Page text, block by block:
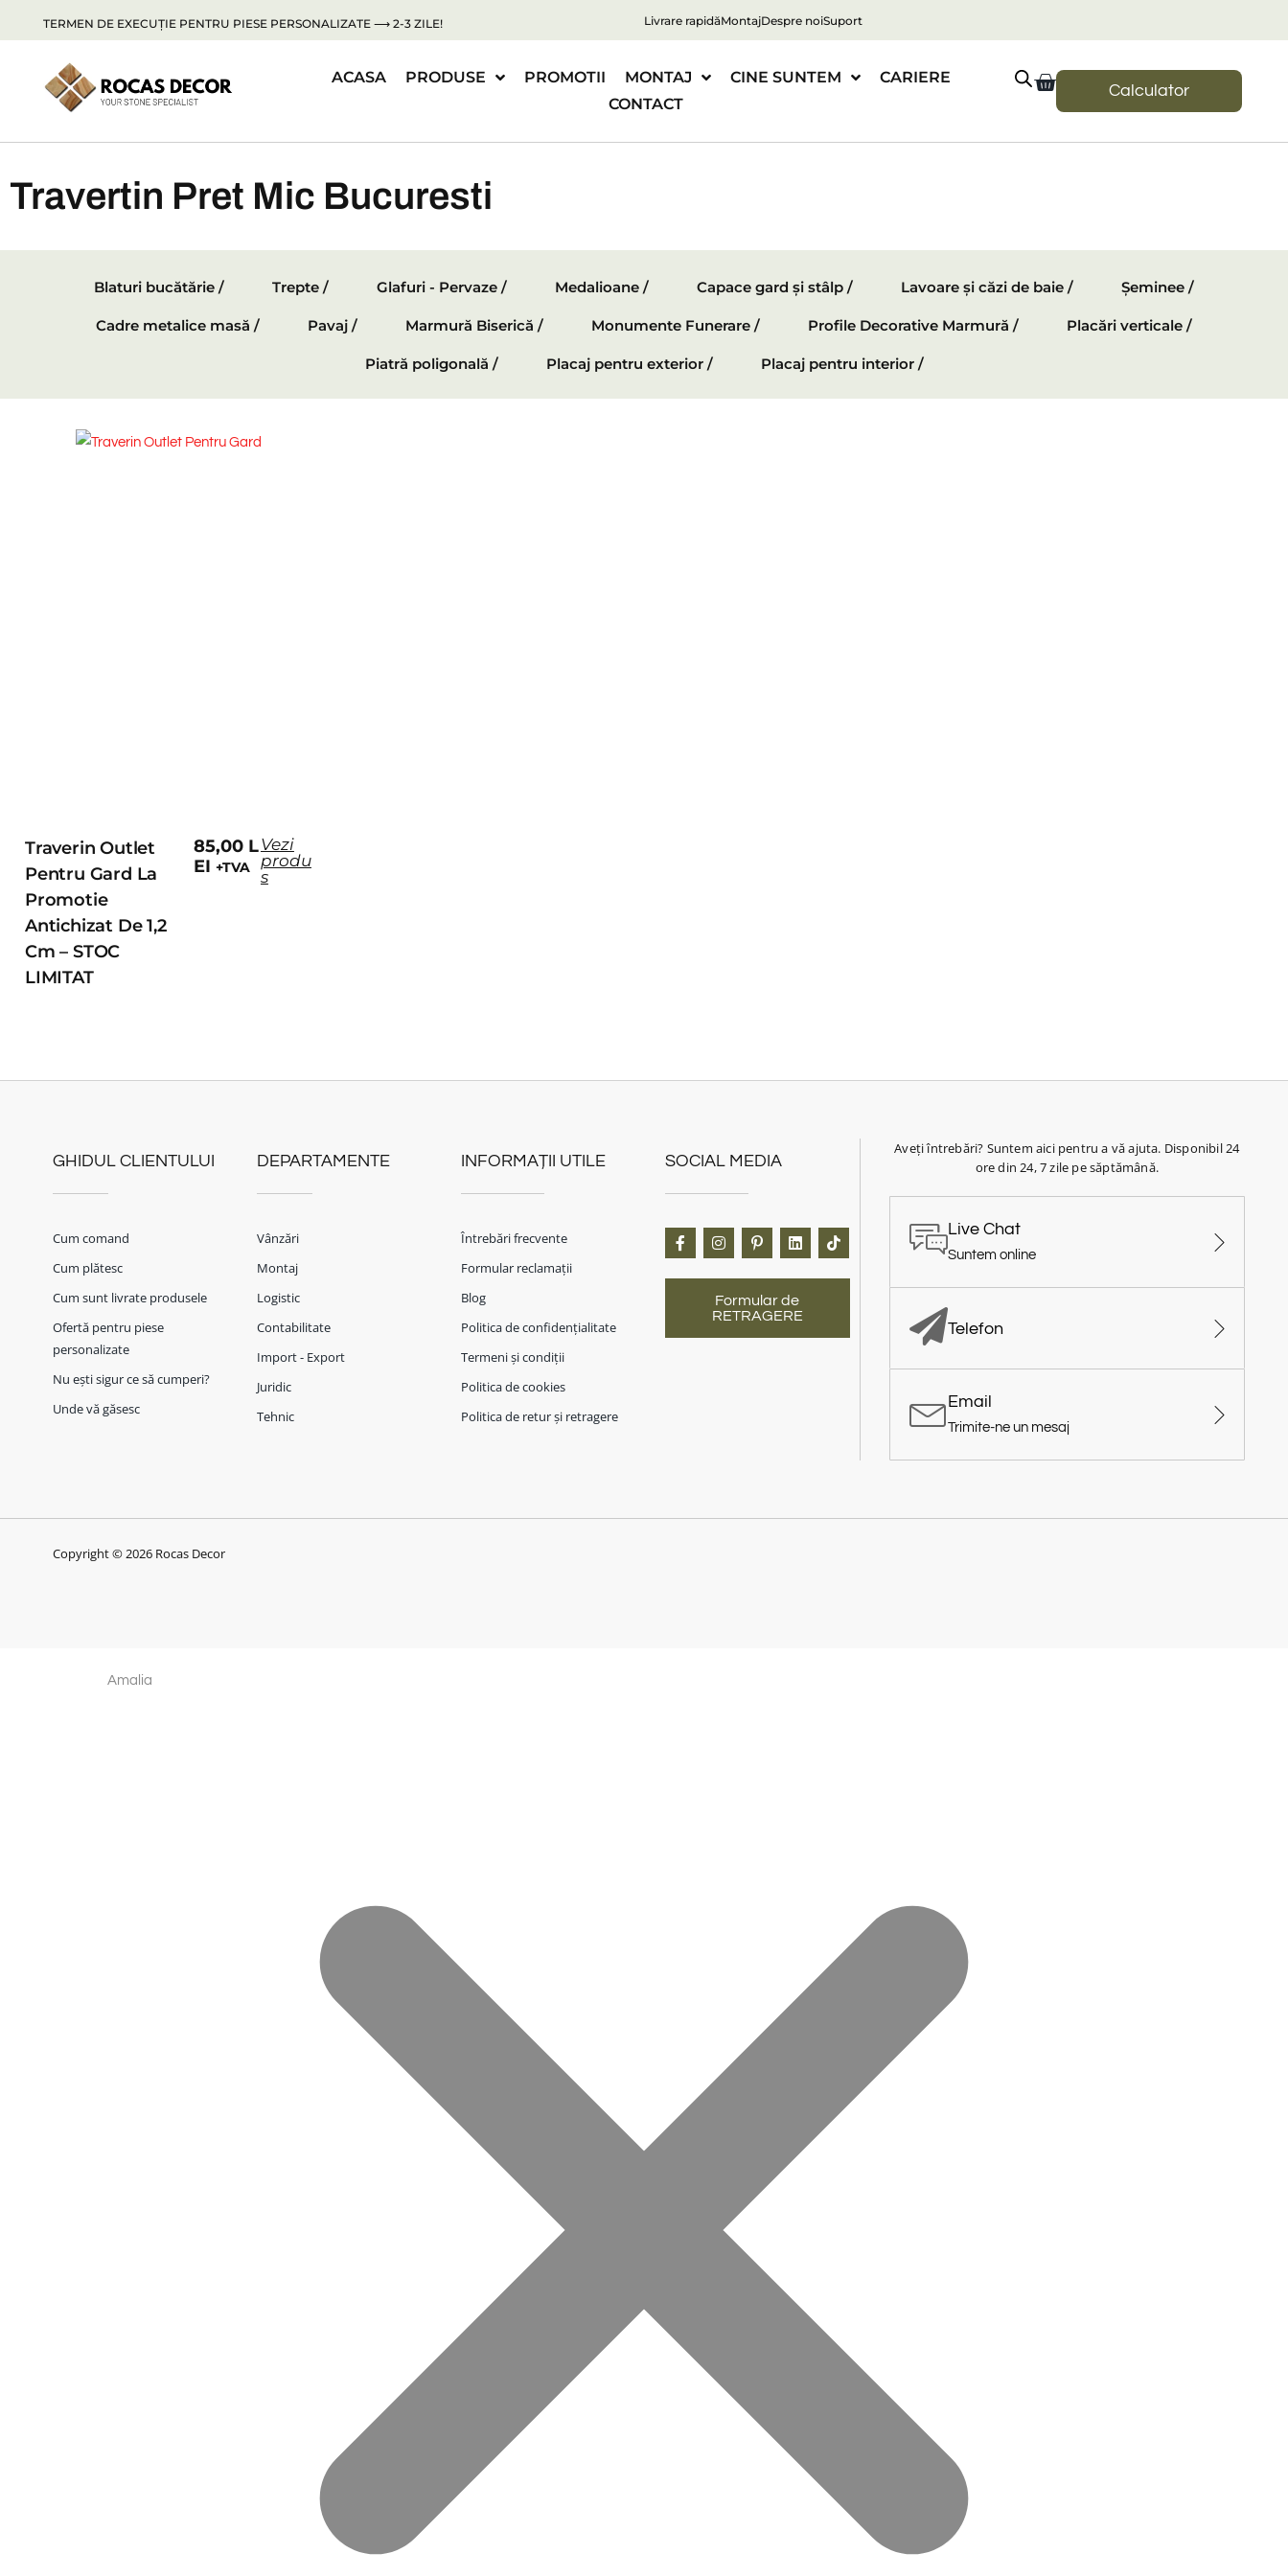
TERMEN DE EXECUȚIE PENTRU PIESE PERSONALIZATE ⟶ 2-3 ZILE! Livrare rapidăMontajDespre noiSuport
ACASA PRODUSE PROMOTII MONTAJ CINE SUNTEM
CARIERE
CONTACT
Calculator
Travertin Pret Mic Bucuresti
Blaturi bucătărie / Trepte / Glafuri - Pervaze / Medalioane / Capace gard și stâlp / Lavoare și căzi de baie / Șeminee /
Cadre metalice masă / Pavaj / Marmură Biserică / Monumente Funerare / Profile Decorative Marmură / Placări verticale /
Piatră poligonală / Placaj pentru exterior / Placaj pentru interior /
Traverin Outlet
Pentru Gard La
Promotie
Antichizat De 1,2
Cm – STOC
LIMITAT
85,00 L
EI +TVA
Vezi
produ
s
GHIDUL CLIENTULUI
Cum comand
Cum plătesc
Cum sunt livrate produsele
Ofertă pentru piese
personalizate
Nu ești sigur ce să cumperi?
Unde vă găsesc
DEPARTAMENTE
Vânzări
Montaj
Logistic
Contabilitate
Import - Export
Juridic
Tehnic
INFORMAȚII UTILE
Întrebări frecvente
Formular reclamații
Blog
Politica de confidențialitate
Termeni și condiții
Politica de cookies
Politica de retur și retragere
SOCIAL MEDIA
Formular de
RETRAGERE
Aveți întrebări? Suntem aici pentru a vă ajuta. Disponibil 24
ore din 24, 7 zile pe săptămână.
Live Chat
Suntem online
Telefon
Email
Trimite-ne un mesaj
Copyright © 2026 Rocas Decor
Amalia